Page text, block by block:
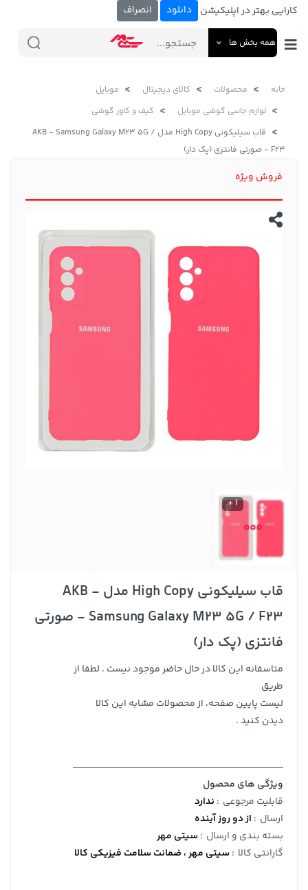
کارایی بهتر در اپلیکیشن دانلود انصراف
همه بخش ها
خانه محصولات کالای دیجیتال
موبایل
لوازم جانبی گوشی موبایل
کیف و کاور گوشی
قاب سیلیکونی High Copy مدل AKB - Samsung Galaxy M23 5G /
F23 - صورتی فانتزی (پک دار)
فروش ویژه
1 +
قاب سیلیکونی High Copy مدل AKB -
Samsung Galaxy M23 5G / F23 - صورتی
فانتزی (پک دار)
متاسفانه این کالا در حال حاضر موجود نیست . لطفا از
طریق
لیست پایین صفحه، از محصولات مشابه این کالا
دیدن کنید .
ویژگی های محصول
قابلیت مرجوعی : ندارد
ارسال : از دو روز آینده
بسته بندی و ارسال :سیتی مهر
گارانتی کالا :سیتی مهر ، ضمانت سلامت فیزیکی کالا